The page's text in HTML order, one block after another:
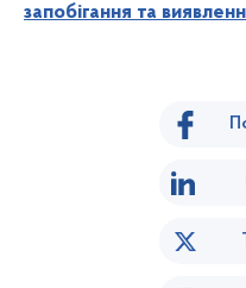
запобігання та